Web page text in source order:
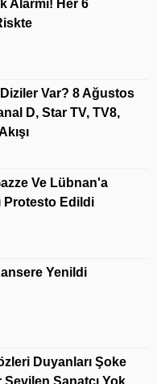
Alarmı! Her 6
Var? 8 Ağustos
D, Star TV, TV8,
Ve Lübnan'a
Protesto Edildi
Yenildi
Duyanları Şoke
Sanatçı Yok